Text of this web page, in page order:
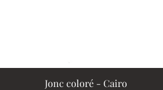
Quick View
Jonc coloré - Cairo